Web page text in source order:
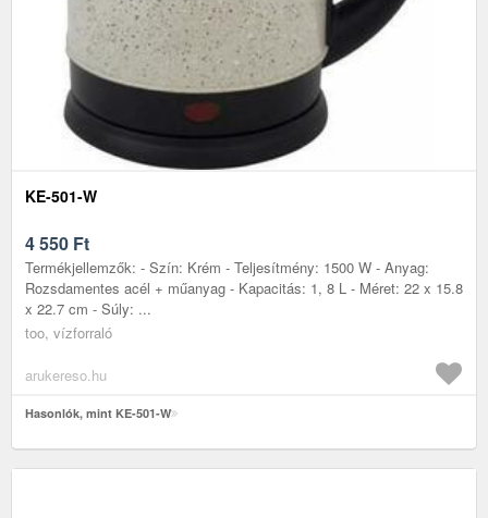
KE-501-W
4 550 Ft
Termékjellemzők: - Szín: Krém - Teljesítmény: 1500 W - Anyag:
Rozsdamentes acél + műanyag - Kapacitás: 1, 8 L - Méret: 22 x 15.8
x 22.7 cm - Súly: ...
too, vízforraló
arukereso.hu
Hasonlók, mint KE-501-W